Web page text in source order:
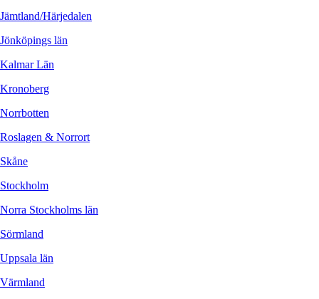
Jämtland/Härjedalen
Jönköpings län
Kalmar Län
Kronoberg
Norrbotten
Roslagen & Norrort
Skåne
Stockholm
Norra Stockholms län
Sörmland
Uppsala län
Värmland